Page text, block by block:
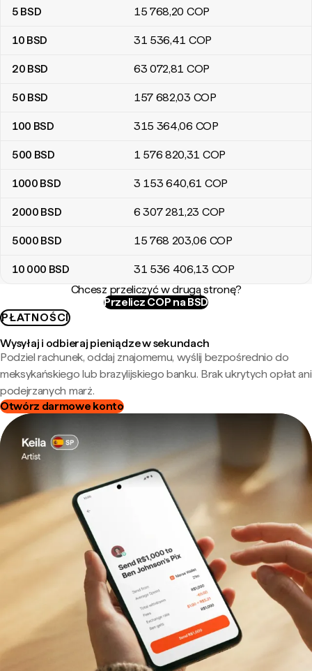
5 BSD 15 768,20 COP
10 BSD 31 536,41 COP
20 BSD 63 072,81 COP
50 BSD 157 682,03 COP
100 BSD 315 364,06 COP
500 BSD 1 576 820,31 COP
1000 BSD 3 153 640,61 COP
2000 BSD 6 307 281,23 COP
5000 BSD 15 768 203,06 COP
10 000 BSD 31 536 406,13 COP
Chcesz przeliczyć w drugą stronę?
Przelicz COP na BSD
PŁATNOŚCI
Wysyłaj i odbieraj pieniądze w sekundach
Podziel rachunek, oddaj znajomemu, wyślij bezpośrednio do
meksykańskiego lub brazylijskiego banku. Brak ukrytych opłat ani
podejrzanych marż.
Otwórz darmowe konto